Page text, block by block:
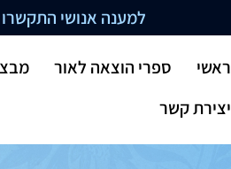
למענה אנושי התקשרו בשעות
ראשי ספרי הוצאה לאור
יצירת קשר